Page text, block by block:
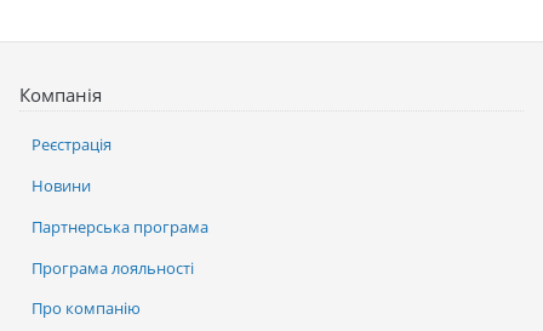
Компанія
Реєстрація
Новини
Партнерська програма
Програма лояльності
Про компанію